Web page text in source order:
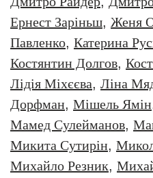
Ернест Заріньш, Женя
Павленко, Катерина
Костянтин Долгов,
Лідія Міхєєва, Ліна
Дорфман, Мішель Ямін
Мамед Сулейманов,
Микита Сутирін,
Михайло Резник,